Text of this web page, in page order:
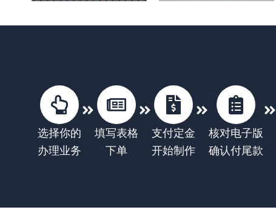
选择你的
办理业务
填写表格
下单
支付定金
开始制作
核对电子版
确认付尾款